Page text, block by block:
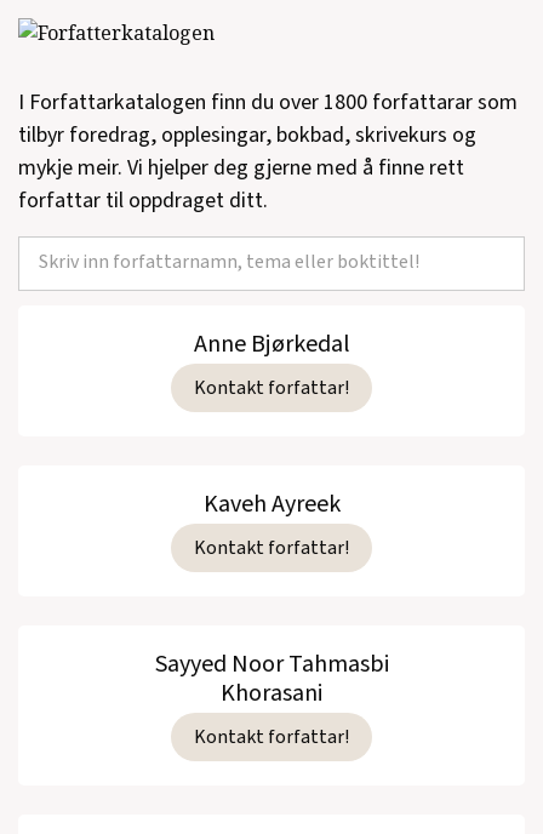
I Forfattarkatalogen finn du over 1800 forfattarar som
tilbyr foredrag, opplesingar, bokbad, skrivekurs og
mykje meir. Vi hjelper deg gjerne med å finne rett
forfattar til oppdraget ditt.
Anne Bjørkedal
Kontakt forfattar!
Kaveh Ayreek
Kontakt forfattar!
Sayyed Noor Tahmasbi
Khorasani
Kontakt forfattar!